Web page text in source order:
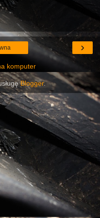
›
komputer
Blogger.